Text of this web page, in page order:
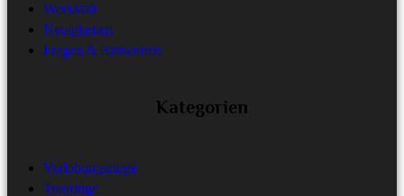
Werkstatt
Neuigkeiten
Fragen & Antworten
Kategorien
Verlobungsringe
Trauringe